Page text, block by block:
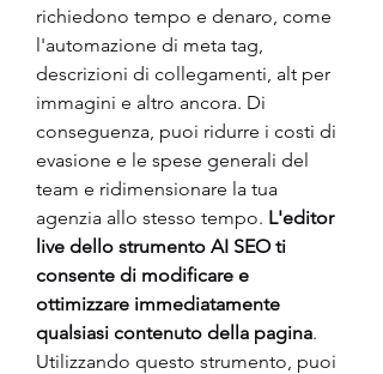
richiedono tempo e denaro, come
l'automazione di meta tag,
descrizioni di collegamenti, alt per
immagini e altro ancora. Di
conseguenza, puoi ridurre i costi di
evasione e le spese generali del
team e ridimensionare la tua
agenzia allo stesso tempo. L'editor
live dello strumento AI SEO ti
consente di modificare e
ottimizzare immediatamente
qualsiasi contenuto della pagina.
Utilizzando questo strumento, puoi